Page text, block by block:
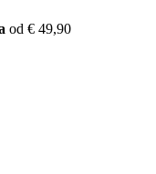
od € 49,90